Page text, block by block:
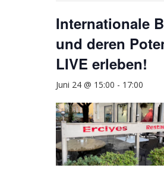
Internationale
und deren
LIVE erleben!
Juni 24 @ 15:00 - 17:00